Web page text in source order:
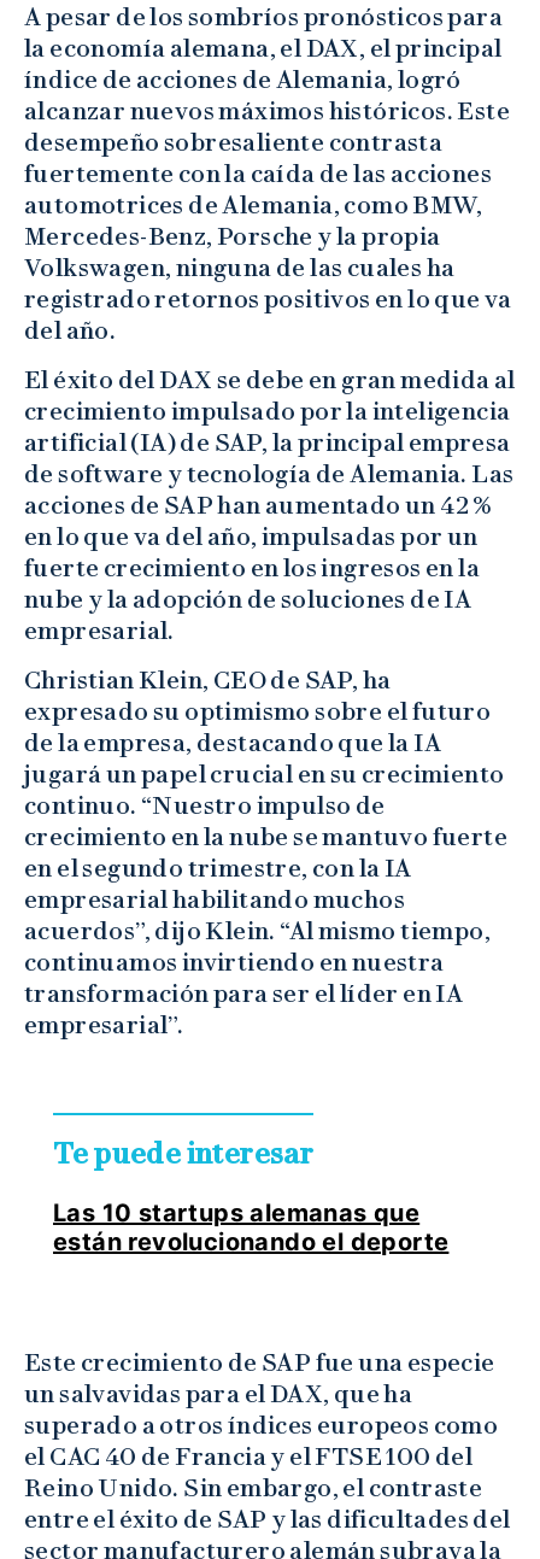
A pesar de los sombríos pronósticos para
la economía alemana, el DAX, el principal
índice de acciones de Alemania, logró
alcanzar nuevos máximos históricos. Este
desempeño sobresaliente contrasta
fuertemente con la caída de las acciones
automotrices de Alemania, como BMW,
Mercedes-Benz, Porsche y la propia
Volkswagen, ninguna de las cuales ha
registrado retornos positivos en lo que va
del año.
El éxito del DAX se debe en gran medida al
crecimiento impulsado por la inteligencia
artificial (IA) de SAP, la principal empresa
de software y tecnología de Alemania. Las
acciones de SAP han aumentado un 42 %
en lo que va del año, impulsadas por un
fuerte crecimiento en los ingresos en la
nube y la adopción de soluciones de IA
empresarial.
Christian Klein, CEO de SAP, ha
expresado su optimismo sobre el futuro
de la empresa, destacando que la IA
jugará un papel crucial en su crecimiento
continuo. “Nuestro impulso de
crecimiento en la nube se mantuvo fuerte
en el segundo trimestre, con la IA
empresarial habilitando muchos
acuerdos”, dijo Klein. “Al mismo tiempo,
continuamos invirtiendo en nuestra
transformación para ser el líder en IA
empresarial”.
Te puede interesar
Las 10 startups alemanas que
están revolucionando el deporte
Este crecimiento de SAP fue una especie
un salvavidas para el DAX, que ha
superado a otros índices europeos como
el CAC 40 de Francia y el FTSE 100 del
Reino Unido. Sin embargo, el contraste
entre el éxito de SAP y las dificultades del
sector manufacturero alemán subraya la